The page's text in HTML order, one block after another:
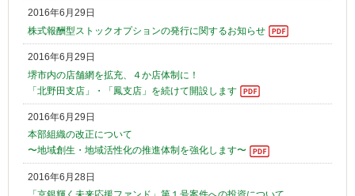
2016年6月29日
株式報酬型ストックオプションの発行に関するお知らせ
2016年6月29日
堺市内の店舗網を拡充、４か店体制に！
「北野田支店」・「鳳支店」を続けて開設します
2016年6月29日
本部組織の改正について
〜地域創生・地域活性化の推進体制を強化します〜
2016年6月28日